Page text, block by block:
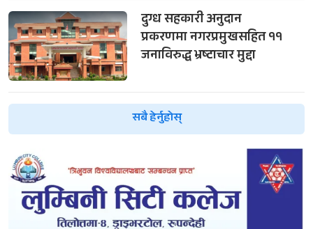
दुग्ध सहकारी अनुदान
प्रकरणमा नगरप्रमुखसहित ११
जनाविरुद्ध भ्रष्टाचार मुद्दा
सबै हेर्नुहोस्